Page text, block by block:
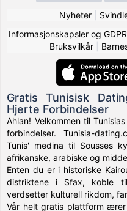
Nyheter|
Informasjonskapsler og GDPR
Bruksvilkår
Gratis Tunisisk
Hjerte Forbindelser
Ahlan! Velkommen til
forbindelser. Tunisia-
Tunis' medina til Sousses
afrikanske, arabiske og
Enten du er i historiske
distriktene i Sfax, koble
verdsetter kulturell rikdom,
Vår helt gratis plattform